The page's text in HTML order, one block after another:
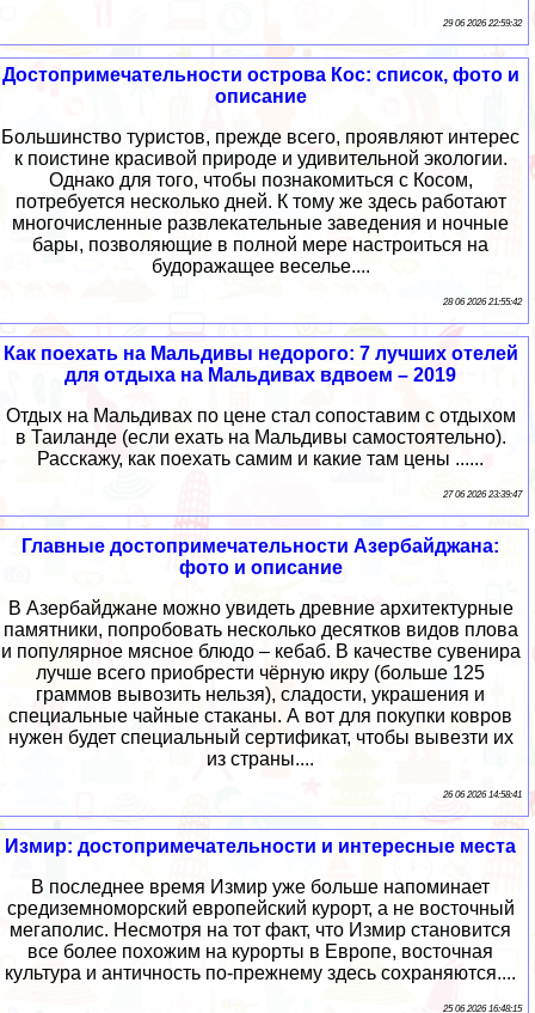
29 06 2026 22:59:32
Достопримечательности острова Кос: список, фото и
описание
Большинство туристов, прежде всего, проявляют интерес
к поистине красивой природе и удивительной экологии.
Однако для того, чтобы познакомиться с Косом,
потребуется несколько дней. К тому же здесь работают
многочисленные развлекательные заведения и ночные
бары, позволяющие в полной мере настроиться на
будоражащее веселье....
28 06 2026 21:55:42
Как поехать на Мальдивы недорого: 7 лучших отелей
для отдыха на Мальдивах вдвоем – 2019
Отдых на Мальдивах по цене стал сопоставим с отдыхом
в Таиланде (если ехать на Мальдивы самостоятельно).
Расскажу, как поехать самим и какие там цены ......
27 06 2026 23:39:47
Главные достопримечательности Азербайджана:
фото и описание
В Азербайджане можно увидеть древние архитектурные
памятники, попробовать несколько десятков видов плова
и популярное мясное блюдо – кебаб. В качестве сувенира
лучше всего приобрести чёрную икру (больше 125
граммов вывозить нельзя), сладости, украшения и
специальные чайные стаканы. А вот для покупки ковров
нужен будет специальный сертификат, чтобы вывезти их
из страны....
26 06 2026 14:58:41
Измир: достопримечательности и интересные места
В последнее время Измир уже больше напоминает
средиземноморский европейский курорт, а не восточный
мегаполис. Несмотря на тот факт, что Измир становится
все более похожим на курорты в Европе, восточная
культура и античность по-прежнему здесь сохраняются....
25 06 2026 16:48:15